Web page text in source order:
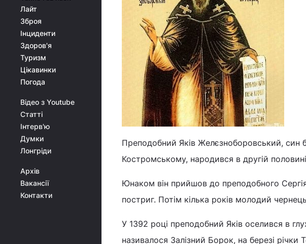
Лайт
Зброя
Інциденти
Здоров'я
Туризм
Цікавинки
Погода
Відео з Youtube
Статті
Інтерв'ю
Думки
Лонгріди
Архів
Вакансії
Контакти
Преподобний Яків Желєзноборовський, син
Костромському, народився в другій половині
Юнаком він прийшов до преподобного
постриг. Потім кілька років молодий
У 1392 році преподобний Яків оселився в
називалося Залізний Борок, на березі